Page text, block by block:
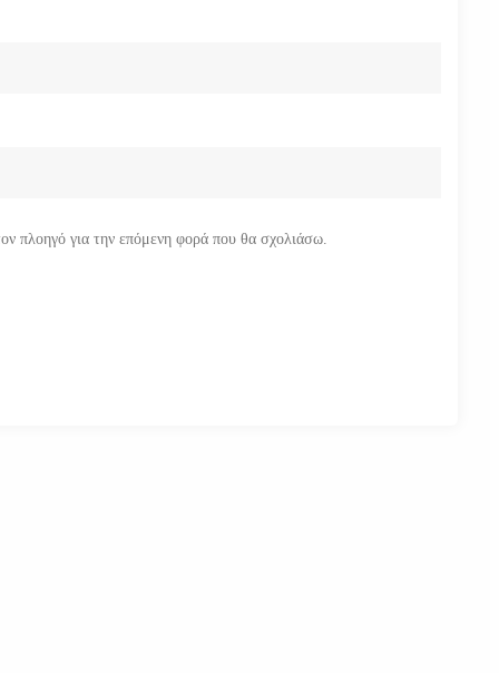
πλοηγό για την επόμενη φορά που θα σχολιάσω.